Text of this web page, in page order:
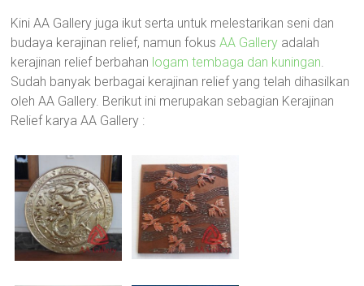
Kini AA Gallery juga ikut serta untuk melestarikan seni dan
budaya kerajinan relief, namun fokusAA Gallery adalah
kerajinan relief berbahan logam tembaga dan kuningan.
Sudah banyak berbagai kerajinan relief yang telah dihasilkan
oleh AA Gallery. Berikut ini merupakan sebagian Kerajinan
Relief karya AA Gallery :